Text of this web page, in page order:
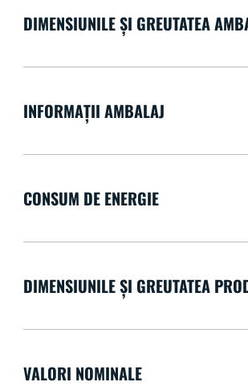
DIMENSIUNILE ȘI GREUTATEA
INFORMAȚII AMBALAJ
CONSUM DE ENERGIE
DIMENSIUNILE ȘI GREUTATEA
VALORI NOMINALE